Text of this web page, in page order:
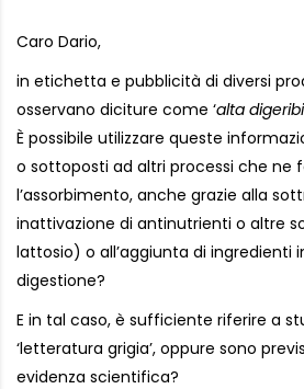
Caro Dario,
in etichetta e pubblicità di diversi
osservano diciture come ‘alta
È possibile utilizzare queste
o sottoposti ad altri processi che ne
l’assorbimento, anche grazie alla
inattivazione di antinutrienti o altre
lattosio) o all’aggiunta di ingredienti
digestione?
E in tal caso, è sufficiente riferire a
‘letteratura grigia’, oppure sono
evidenza scientifica?